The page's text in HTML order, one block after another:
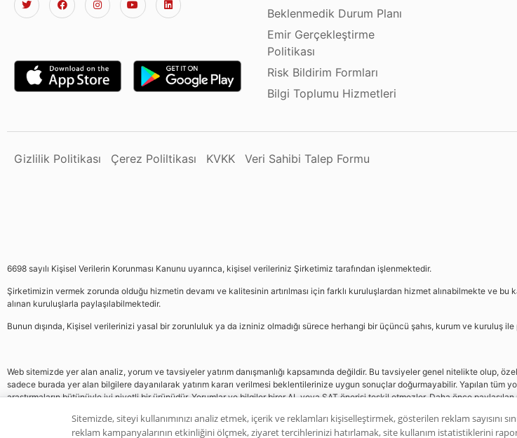
Beklenmedik Durum Planı
Emir Gerçekleştirme
Politikası
Risk Bildirim Formları
Bilgi Toplumu Hizmetleri
Gizlilik Politikası Çerez Poliltikası KVKK Veri Sahibi Talep Formu
6698 sayılı Kişisel Verilerin Korunması Kanunu uyarınca, kişisel verileriniz Şirketimiz tarafından işlenmektedir.
Şirketimizin vermek zorunda olduğu hizmetin devamı ve kalitesinin artırılması için farklı kuruluşlardan hizmet alınabilmekte ve
alınan kuruluşlarla paylaşılabilmektedir.
Bunun dışında, Kişisel verilerinizi yasal bir zorunluluk ya da izniniz olmadığı sürece herhangi bir üçüncü şahıs, kurum ve kuruluş ile
Web sitemizde yer alan analiz, yorum ve tavsiyeler yatırım danışmanlığı kapsamında değildir. Bu tavsiyeler genel nitelikte olup,
sadece burada yer alan bilgilere dayanılarak yatırım kararı verilmesi beklentilerinize uygun sonuçlar doğurmayabilir. Yapılan
araştırmaların bütünüyle iyi niyetli bir ürünüdür. Yorumlar ve bilgiler birer AL veya SAT önerisi teşkil etmezler. Daha önce
Sitemizde, siteyi kullanımınızı analiz etmek, içerik ve reklamları kişiselleştirmek, gösterilen reklam sayısını
reklam kampanyalarının etkinliğini ölçmek, ziyaret tercihlerinizi hatırlamak, site kullanım istatistiklerini